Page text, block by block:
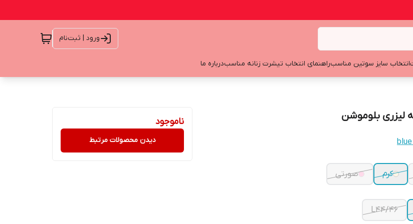
ورود | ثبت‌نام
انتخاب سایز سوتین مناسبراهنمای انتخاب تیشرت زنانه مناسبدرباره ما
لیزری بلوموشن
کرم
صورتی
L44/46
ناموجود
دیدن محصولات مرتبط